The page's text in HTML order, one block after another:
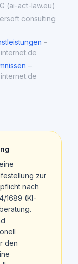
(ai-act-law.eu)
consulting
–
–
zur
nach
1689 (KI-
den